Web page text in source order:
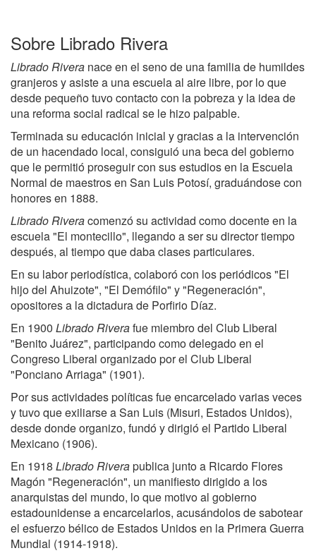
Sobre Librado Rivera
Librado Rivera nace en el seno de una familia de humildes
granjeros y asiste a una escuela al aire libre, por lo que
desde pequeño tuvo contacto con la pobreza y la idea de
una reforma social radical se le hizo palpable.
Terminada su educación inicial y gracias a la intervención
de un hacendado local, consiguió una beca del gobierno
que le permitió proseguir con sus estudios en la Escuela
Normal de maestros en San Luis Potosí, graduándose con
honores en 1888.
Librado Riveracomenzó su actividad como docente en la
escuela "El montecillo", llegando a ser su director tiempo
después, al tiempo que daba clases particulares.
En su labor periodística, colaboró con los periódicos "El
hijo del Ahuizote", "El Demófilo" y "Regeneración",
opositores a la dictadura de Porfirio Díaz.
En 1900 Librado Riverafue miembro del Club Liberal
"Benito Juárez", participando como delegado en el
Congreso Liberal organizado por el Club Liberal
"Ponciano Arriaga" (1901).
Por sus actividades políticas fue encarcelado varias veces
y tuvo que exiliarse a San Luis (Misuri, Estados Unidos),
desde donde organizo, fundó y dirigió el Partido Liberal
Mexicano (1906).
En 1918 Librado Riverapublica junto a Ricardo Flores
Magón "Regeneración", un manifiesto dirigido a los
anarquistas del mundo, lo que motivo al gobierno
estadounidense a encarcelarlos, acusándolos de sabotear
el esfuerzo bélico de Estados Unidos en la Primera Guerra
Mundial (1914-1918).